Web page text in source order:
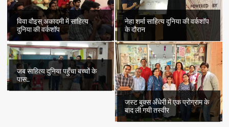
विवा वौइस् अकादमी में साहित्य
दुनिया की वर्कशॉप
नेहा शर्मा साहित्य दुनिया की वर्कशॉप
के दौरान
जब साहित्य दुनिया पहुँचा बच्चों के
पास..
जस्ट बुक्स अँधेरी में एक प्रोग्राम के
बाद ली गयी तस्वीर